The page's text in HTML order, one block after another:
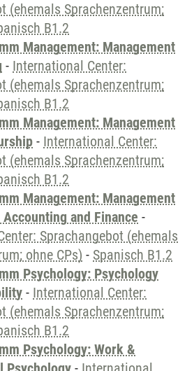
(ehemals Sprachenzentrum;
B1.2
Management: Management
- International Center:
(ehemals Sprachenzentrum;
B1.2
Management: Management
- International Center:
(ehemals Sprachenzentrum;
B1.2
Management: Management
and Finance -
Sprachangebot (ehemals
ohne CPs) - Spanisch B1.2
Psychology: Psychology
- International Center:
(ehemals Sprachenzentrum;
B1.2
Psychology: Work &